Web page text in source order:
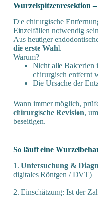
Wurzel­spitzen­resektion
Die chirurgische
Einzelfällen notwendig
Aus heutiger
die erste Wahl.
Warum?
Nicht alle Bakterien
chirurgisch entfernt
Die Ursache der
Wann immer möglich,
chirurgische Revision,
beseitigen.
So läuft eine
1. Untersuchung &
digitales Röntgen / DVT)
2. Einschätzung: Ist der